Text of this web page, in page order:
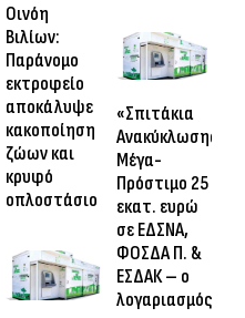
Οινόη
Βιλίων:
Παράνομο
εκτροφείο
αποκάλυψε
κακοποίηση
ζώων και
κρυφό
οπλοστάσιο
«Σπιτάκια
Ανακύκλωσης»:
Μέγα-
Πρόστιμο 25
εκατ. ευρώ
σε ΕΔΣΝΑ,
ΦΟΣΔΑ Π. &
ΕΣΔΑΚ – ο
λογαριασμός